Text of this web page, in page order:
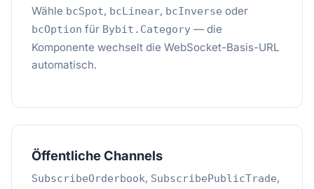
Wähle bcSpot, bcLinear, bcInverse oder
bcOption für Bybit.Category — die
Komponente wechselt die WebSocket-Basis-URL
automatisch.
Öffentliche Channels
SubscribeOrderbook, SubscribePublicTrade,